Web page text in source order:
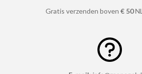
Gratis verzenden boven € 50